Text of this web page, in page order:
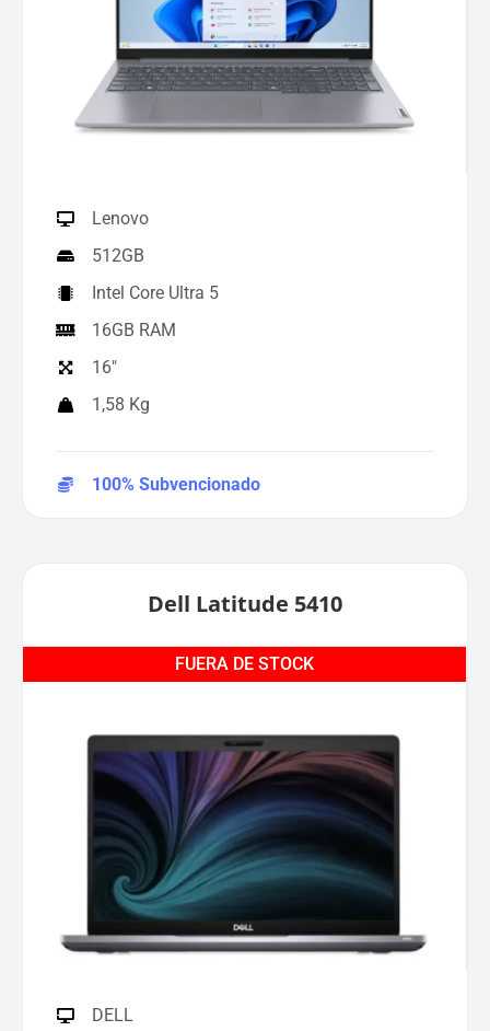
Lenovo
512GB
Intel Core Ultra 5
16GB RAM
16"
1,58 Kg
100% Subvencionado
Dell Latitude 5410
FUERA DE STOCK
DELL